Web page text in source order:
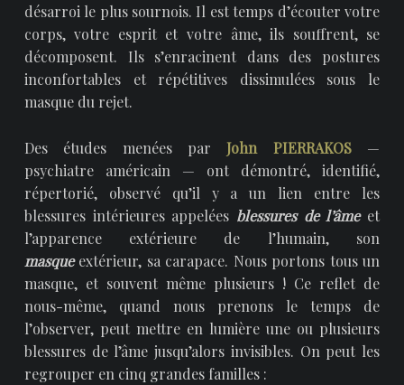
désarroi le plus sournois. Il est temps d’écouter votre
corps, votre esprit et votre âme, ils souffrent, se
décomposent. Ils s’enracinent dans des postures
inconfortables et répétitives dissimulées sous le
masque du rejet.
Des études menées parJohn PIERRAKOS—
psychiatre américain — ont démontré, identifié,
répertorié, observé qu’il y a un lien entre les
blessures intérieures appelées blessures de l’âmeet
l’apparence extérieure de l’humain, son
masque extérieur, sa carapace. Nous portons tous un
masque, et souvent même plusieurs ! Ce reflet de
nous-même, quand nous prenons le temps de
l’observer, peut mettre en lumière une ou plusieurs
blessures de l’âme jusqu’alors invisibles. On peut les
regrouper en cinq grandes familles :